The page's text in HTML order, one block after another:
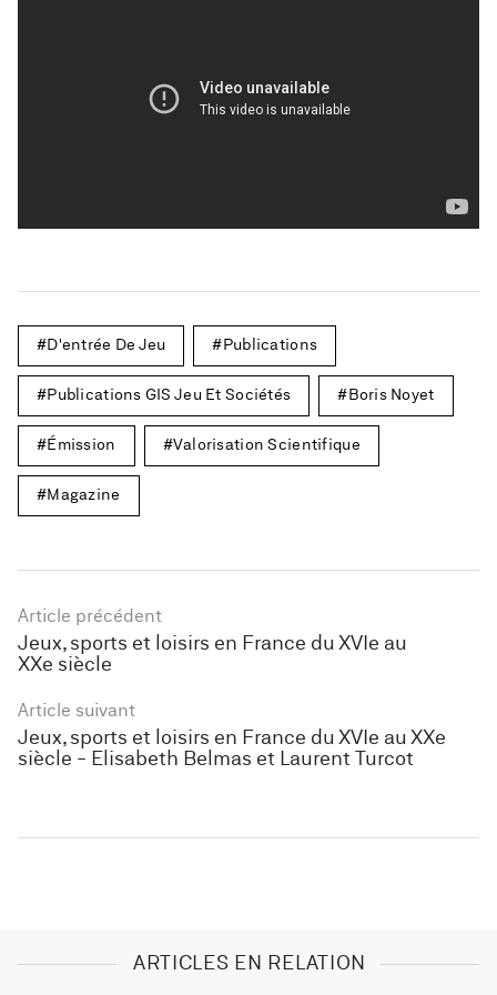
D'entrée De Jeu Publications
Publications GIS Jeu Et Sociétés Boris Noyet
Émission Valorisation Scientifique
Magazine
Article précédent
Jeux, sports et loisirs en France du XVIe au
XXe siècle
Article suivant
Jeux, sports et loisirs en France du XVIe au XXe
siècle - Elisabeth Belmas et Laurent Turcot
ARTICLES EN RELATION